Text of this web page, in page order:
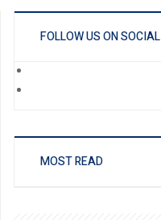
FOLLOW US ON SOCIAL
MOST READ